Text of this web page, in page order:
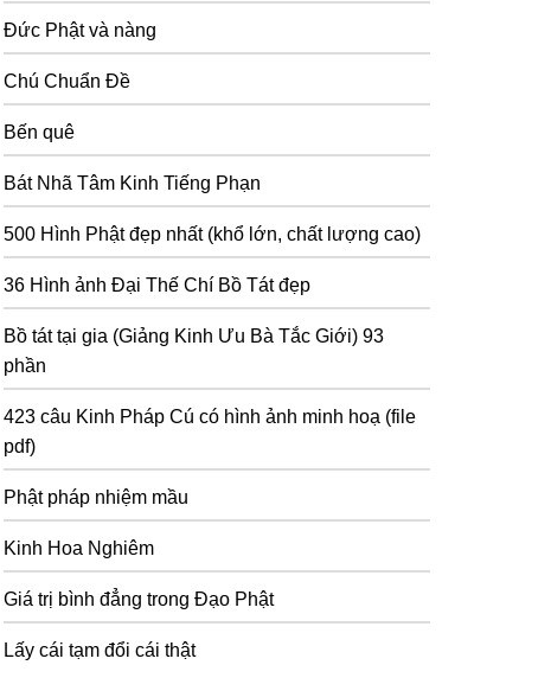
Đức Phật và nàng
Chú Chuẩn Đề
Bến quê
Bát Nhã Tâm Kinh Tiếng Phạn
500 Hình Phật đẹp nhất (khổ lớn, chất lượng cao)
36 Hình ảnh Đại Thế Chí Bồ Tát đẹp
Bồ tát tại gia (Giảng Kinh Ưu Bà Tắc Giới) 93
phần
423 câu Kinh Pháp Cú có hình ảnh minh hoạ (file
pdf)
Phật pháp nhiệm mầu
Kinh Hoa Nghiêm
Giá trị bình đẳng trong Đạo Phật
Lấy cái tạm đổi cái thật